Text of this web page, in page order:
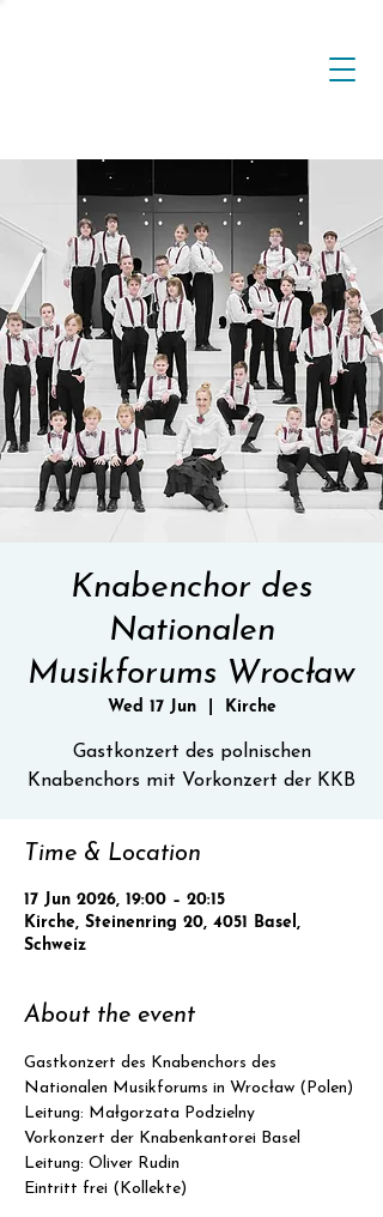
Knabenchor des
Nationalen
Musikforums Wrocław
Wed 17 Jun
  |
Kirche
Gastkonzert des polnischen
Knabenchors mit Vorkonzert der KKB
Time & Location
17 Jun 2026, 19:00 – 20:15
Kirche, Steinenring 20, 4051 Basel,
Schweiz
About the event
Gastkonzert des Knabenchors des
Nationalen Musikforums in Wrocław (Polen)
Leitung: Małgorzata Podzielny
Vorkonzert der Knabenkantorei Basel
Leitung: Oliver Rudin
Eintritt frei (Kollekte)